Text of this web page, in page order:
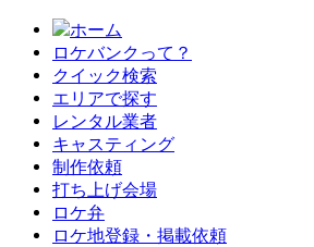
ホーム
ロケバンクって？
クイック検索
エリアで探す
レンタル業者
キャスティング
制作依頼
打ち上げ会場
ロケ弁
ロケ地登録・掲載依頼